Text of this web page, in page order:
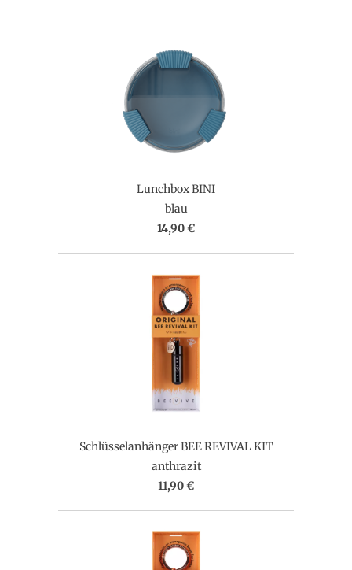
Lunchbox BINI
blau
14,90 €
Schlüsselanhänger BEE REVIVAL KIT
anthrazit
11,90 €